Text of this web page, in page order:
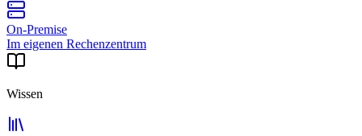
On-Premise
Im eigenen Rechenzentrum
Wissen